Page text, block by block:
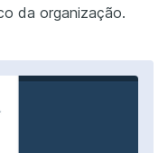
da organização.